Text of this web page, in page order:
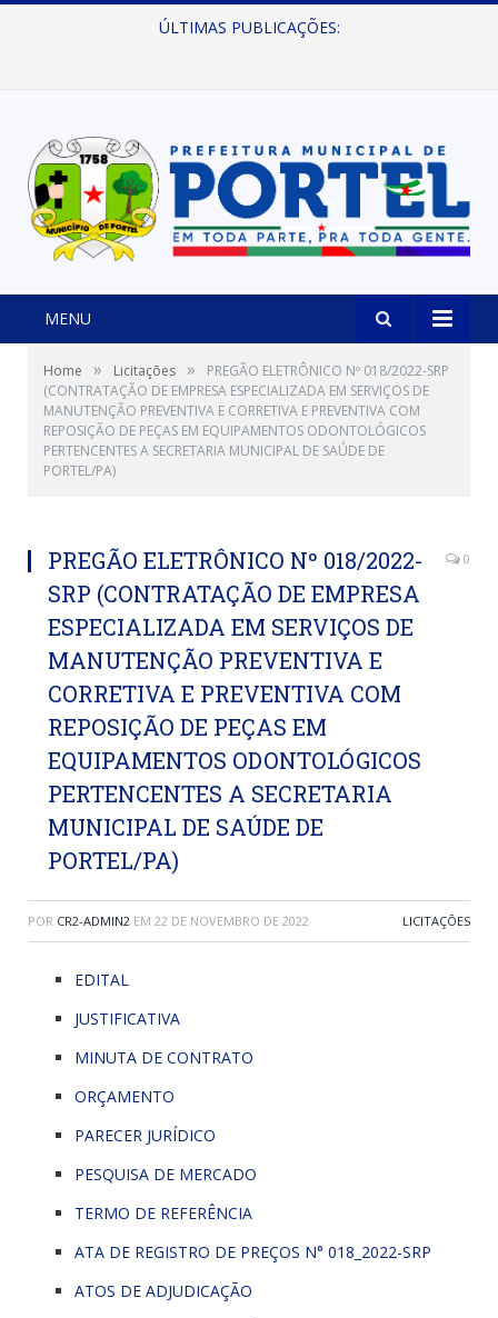
ÚLTIMAS PUBLICAÇÕES:
MENU
Home » Licitações »
PREGÃO ELETRÔNICO Nº 018/2022-SRP
(CONTRATAÇÃO DE EMPRESA ESPECIALIZADA EM SERVIÇOS DE
MANUTENÇÃO PREVENTIVA E CORRETIVA E PREVENTIVA COM
REPOSIÇÃO DE PEÇAS EM EQUIPAMENTOS ODONTOLÓGICOS
PERTENCENTES A SECRETARIA MUNICIPAL DE SAÚDE DE
PORTEL/PA)
PREGÃO ELETRÔNICO Nº 018/2022-
SRP (CONTRATAÇÃO DE EMPRESA
ESPECIALIZADA EM SERVIÇOS DE
MANUTENÇÃO PREVENTIVA E
CORRETIVA E PREVENTIVA COM
REPOSIÇÃO DE PEÇAS EM
EQUIPAMENTOS ODONTOLÓGICOS
PERTENCENTES A SECRETARIA
MUNICIPAL DE SAÚDE DE
PORTEL/PA)
0
POR CR2-ADMIN2 EM 22 DE NOVEMBRO DE 2022 LICITAÇÕES
EDITAL
JUSTIFICATIVA
MINUTA DE CONTRATO
ORÇAMENTO
PARECER JURÍDICO
PESQUISA DE MERCADO
TERMO DE REFERÊNCIA
ATA DE REGISTRO DE PREÇOS N° 018_2022-SRP
ATOS DE ADJUDICAÇÃO